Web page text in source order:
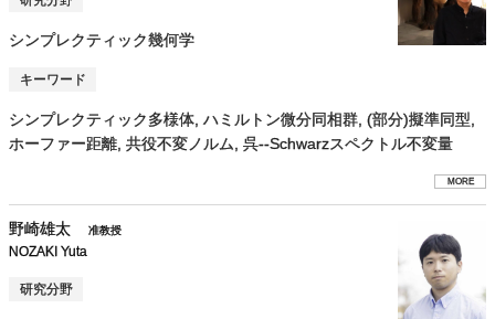
シンプレクティック幾何学
キーワード
シンプレクティック多様体, ハミルトン微分同相群, (部分)擬準同型,
ホーファー距離, 共役不変ノルム, 呉--Schwarzスペクトル不変量
MORE
野崎雄太 准教授
NOZAKI Yuta
研究分野